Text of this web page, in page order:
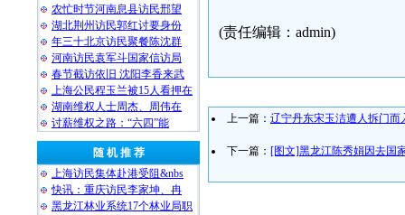
农忙时节河南息县访民邢望
湖北荆州访民郭红讨要身份
年三十北京访民聚餐陈沈群
河南访民袁军斗国家信访局
春节截访依旧 沈阳李香来武
上海公民程玉兰被15人看押在
湖南维权人士周杰、周伟在
讨薪维权之路：“六四”能
随 机 推 荐
上海访民集体赴港受阻&nbs
快讯：重庆访民李家坤、冉
黑龙江林业系统17个林业局职
(责任编辑：admin)
上一篇： 辽宁丹东宋玉洁遭人拆门而
下一篇： [图文]黑龙江陈秀娟因去国